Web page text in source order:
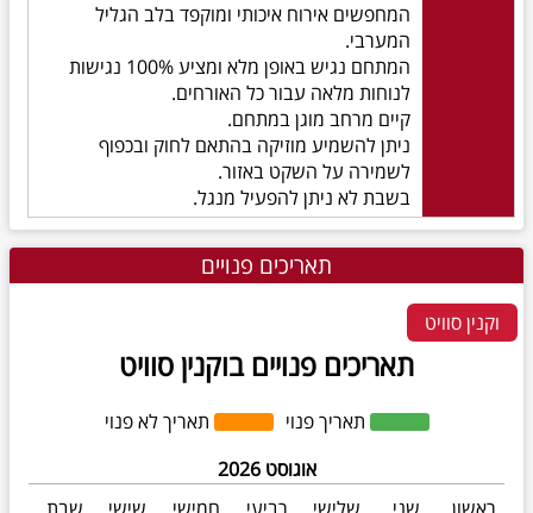
המחפשים אירוח איכותי ומוקפד בלב הגליל
המערבי.
המתחם נגיש באופן מלא ומציע 100% נגישות
לנוחות מלאה עבור כל האורחים.
קיים מרחב מוגן במתחם.
ניתן להשמיע מוזיקה בהתאם לחוק ובכפוף
לשמירה על השקט באזור.
בשבת לא ניתן להפעיל מנגל.
תאריכים פנויים
וקנין סוויט